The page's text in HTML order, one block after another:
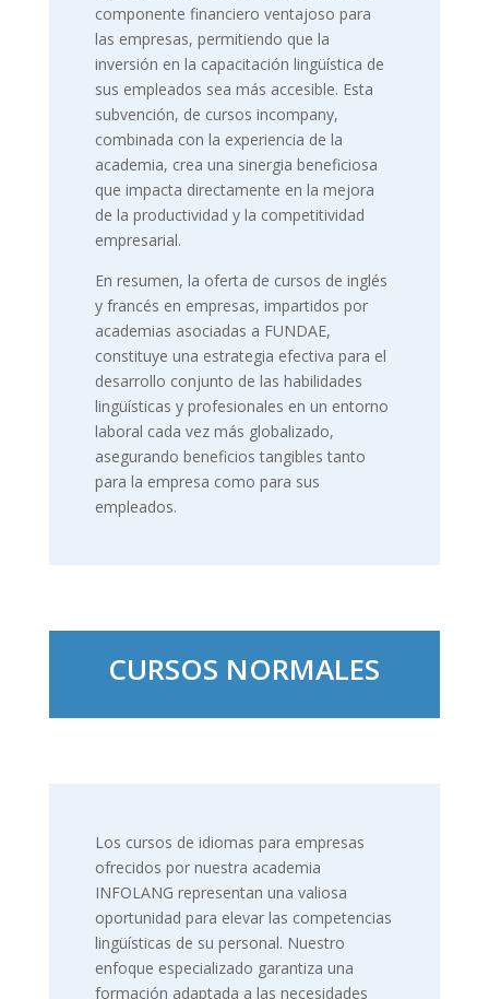
componente financiero ventajoso para
las empresas, permitiendo que la
inversión en la capacitación lingüística de
sus empleados sea más accesible. Esta
subvención, de cursos incompany,
combinada con la experiencia de la
academia, crea una sinergia beneficiosa
que impacta directamente en la mejora
de la productividad y la competitividad
empresarial.
En resumen, la oferta de cursos de inglés
y francés en empresas, impartidos por
academias asociadas a FUNDAE,
constituye una estrategia efectiva para el
desarrollo conjunto de las habilidades
lingüísticas y profesionales en un entorno
laboral cada vez más globalizado,
asegurando beneficios tangibles tanto
para la empresa como para sus
empleados.
CURSOS NORMALES
Los cursos de idiomas para empresas
ofrecidos por nuestra academia
INFOLANG representan una valiosa
oportunidad para elevar las competencias
lingüísticas de su personal. Nuestro
enfoque especializado garantiza una
formación adaptada a las necesidades